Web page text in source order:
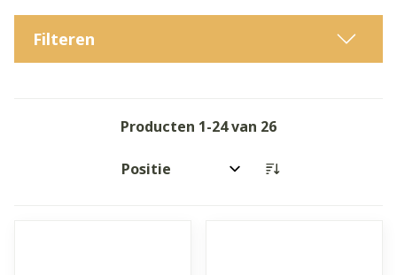
Filteren
Producten 1-24van 26
Sorteer op: